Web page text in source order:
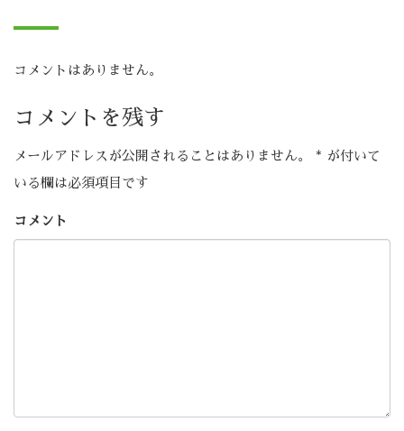
コメントはありません。
コメントを残す
メールアドレスが公開されることはありません。 * が付いて
いる欄は必須項目です
コメント